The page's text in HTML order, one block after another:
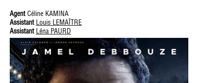
AgentCéline KAMINA
Assistant Louis LEMAÎTRE
Assistant Léna PAURD